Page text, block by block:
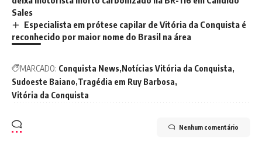
Sales
Especialista em prótese capilar de Vitória da Conquista é
reconhecido por maior nome do Brasil na área
MARCADO: Conquista News Notícias Vitória da Conquista
Sudoeste Baiano Tragédia em Ruy Barbosa
Vitória da Conquista
Nenhum comentário